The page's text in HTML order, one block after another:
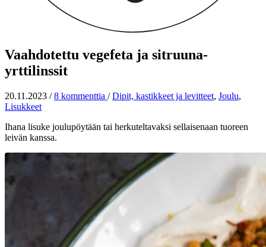
Vaahdotettu vegefeta ja sitruuna-
yrttilinssit
20.11.2023 / 8 kommenttia / Dipit, kastikkeet ja levitteet, Joulu,
Lisukkeet
Ihana lisuke joulupöytään tai herkuteltavaksi sellaisenaan tuoreen
leivän kanssa.